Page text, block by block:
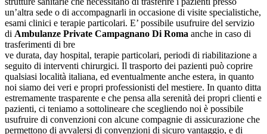
un’altra sede o di accompagnarli in occasione di visite specialistiche,
esami clinici e terapie particolari. E’ possibile usufruire del servizio
di Ambulanze Private Campagnano Di Roma anche in caso di
trasferimenti di bre
ve durata, day hospital, terapie particolari, periodi di riabilitazione a
seguito di interventi chirurgici. Il trasporto dei pazienti può coprire
qualsiasi località italiana, ed eventualmente anche estera, in quanto
noi siamo dei veri e propri professionisti del mestiere. In quanto ditta
estremamente trasparente e che pensa alla serenità dei propri clienti e
pazienti, ci teniamo a sottolineare che scegliendo noi è possibile
usufruire di convenzioni con alcune compagnie di assicurazione che
permettono di avvalersi di convenzioni di sicuro vantaggio, e di